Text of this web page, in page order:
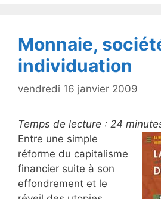
Monnaie,
individuation
vendredi 16 janvier 2009
Temps de lecture : 24
Entre une simple
réforme du capitalisme
financier suite à son
effondrement et le